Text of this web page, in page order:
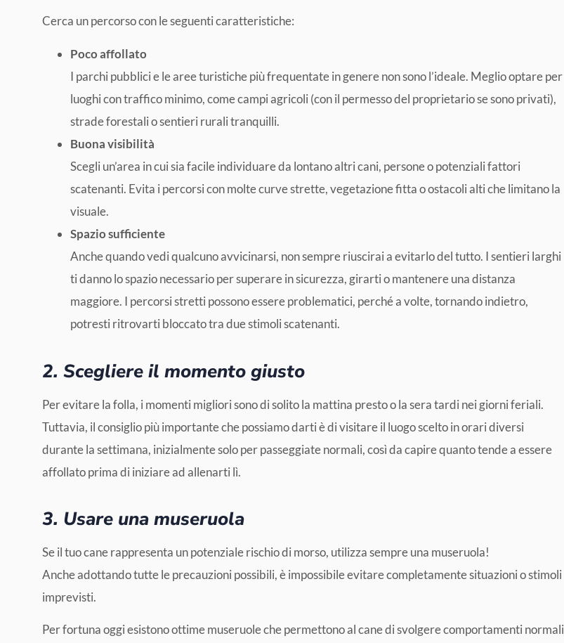
Cerca un percorso con le seguenti caratteristiche:
Poco affollato
I parchi pubblici e le aree turistiche più frequentate in genere non sono l’ideale. Meglio optare per
luoghi con traffico minimo, come campi agricoli (con il permesso del proprietario se sono privati),
strade forestali o sentieri rurali tranquilli.
Buona visibilità
Scegli un’area in cui sia facile individuare da lontano altri cani, persone o potenziali fattori
scatenanti. Evita i percorsi con molte curve strette, vegetazione fitta o ostacoli alti che limitano la
visuale.
Spazio sufficiente
Anche quando vedi qualcuno avvicinarsi, non sempre riuscirai a evitarlo del tutto. I sentieri larghi
ti danno lo spazio necessario per superare in sicurezza, girarti o mantenere una distanza
maggiore. I percorsi stretti possono essere problematici, perché a volte, tornando indietro,
potresti ritrovarti bloccato tra due stimoli scatenanti.
2. Scegliere il momento giusto
Per evitare la folla, i momenti migliori sono di solito la mattina presto o la sera tardi nei giorni feriali.
Tuttavia, il consiglio più importante che possiamo darti è di visitare il luogo scelto in orari diversi
durante la settimana, inizialmente solo per passeggiate normali, così da capire quanto tende a essere
affollato prima di iniziare ad allenarti lì.
3. Usare una museruola
Se il tuo cane rappresenta un potenziale rischio di morso, utilizza sempre una museruola!
Anche adottando tutte le precauzioni possibili, è impossibile evitare completamente situazioni o stimoli
imprevisti.
Per fortuna oggi esistono ottime museruole che permettono al cane di svolgere comportamenti normali